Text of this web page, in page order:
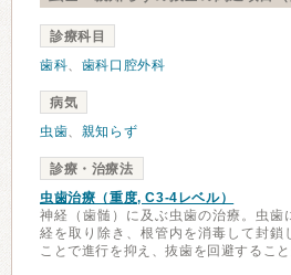
診療科目
歯科、 歯科口腔外科
病気
虫歯、 親知らず
診療・治療法
虫歯治療（重度, C3-4レベル）
神経（歯髄）に及ぶ虫歯の治療。虫歯
経を取り除き、根管内を消毒して封鎖
ことで進行を抑え、抜歯を回避すること